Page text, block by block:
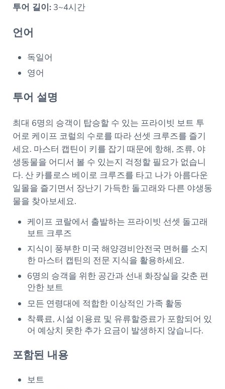
투어 길이:3~4시간
언어
독일어
영어
투어 설명
최대 6명의 승객이 탑승할 수 있는 프라이빗 보트 투
어로 케이프 코럴의 수로를 따라 선셋 크루즈를 즐기
세요. 마스터 캡틴이 키를 잡기 때문에 항해, 조류, 야
생동물을 어디서 볼 수 있는지 걱정할 필요가 없습니
다. 산 카를로스 베이로 크루즈를 타고 나가 아름다운
일몰을 즐기면서 장난기 가득한 돌고래와 다른 야생동
물을 찾아보세요.
케이프 코랄에서 출발하는 프라이빗 선셋 돌고래
보트 크루즈
지식이 풍부한 미국 해양경비안전국 면허를 소지
한 마스터 캡틴의 전문 지식을 활용하세요.
6명의 승객을 위한 공간과 선내 화장실을 갖춘 편
안한 보트
모든 연령대에 적합한 이상적인 가족 활동
착륙료, 시설 이용료 및 유류할증료가 포함되어 있
어 예상치 못한 추가 요금이 발생하지 않습니다.
포함된 내용
보트